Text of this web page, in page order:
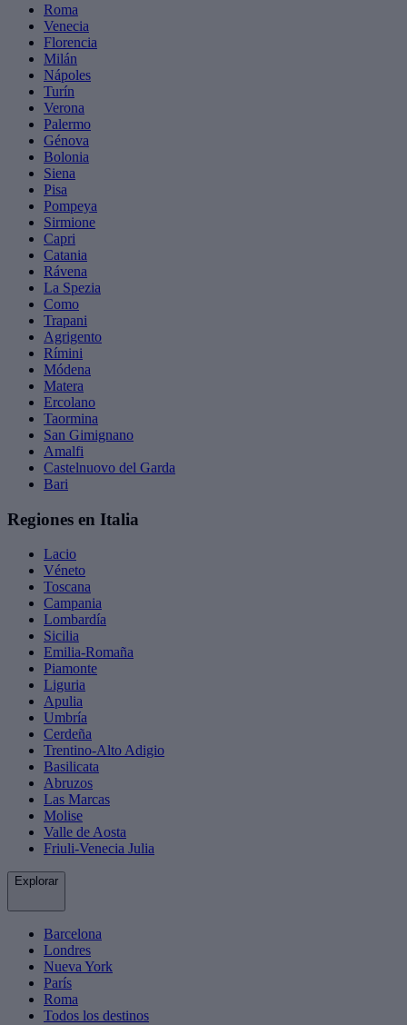
Roma
Venecia
Florencia
Milán
Nápoles
Turín
Verona
Palermo
Génova
Bolonia
Siena
Pisa
Pompeya
Sirmione
Capri
Catania
Rávena
La Spezia
Como
Trapani
Agrigento
Rímini
Módena
Matera
Ercolano
Taormina
San Gimignano
Amalfi
Castelnuovo del Garda
Bari
Regiones en Italia
Lacio
Véneto
Toscana
Campania
Lombardía
Sicilia
Emilia-Romaña
Piamonte
Liguria
Apulia
Umbría
Cerdeña
Trentino-Alto Adigio
Basilicata
Abruzos
Las Marcas
Molise
Valle de Aosta
Friuli-Venecia Julia
Explorar
Barcelona
Londres
Nueva York
París
Roma
Todos los destinos